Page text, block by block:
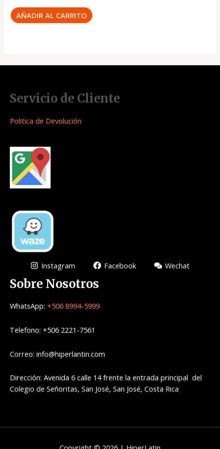
AÑADIR AL CARRITO
Servicio de Cliente
Politica de Devolución
Instagram Facebook Wechat
Sobre Nosotros
WhatsApp: +506 8994-5999
Telefono: +506 2221-7561
Correo: info@hiperlantin.com
Dirección: Avenida 6 calle 14 frente la entrada principal del
Colegio de Señoritas, San José, San José, Costa Rica